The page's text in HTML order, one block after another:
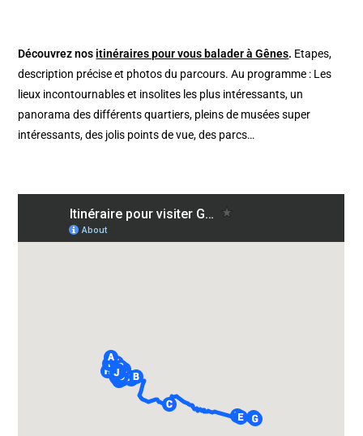
Découvrez nos itinéraires pour vous balader à Gênes. Etapes,
description précise et photos du parcours. Au programme : Les
lieux incontournables et insolites les plus intéressants, un
panorama des différents quartiers, pleins de musées super
intéressants, des jolis points de vue, des parcs…